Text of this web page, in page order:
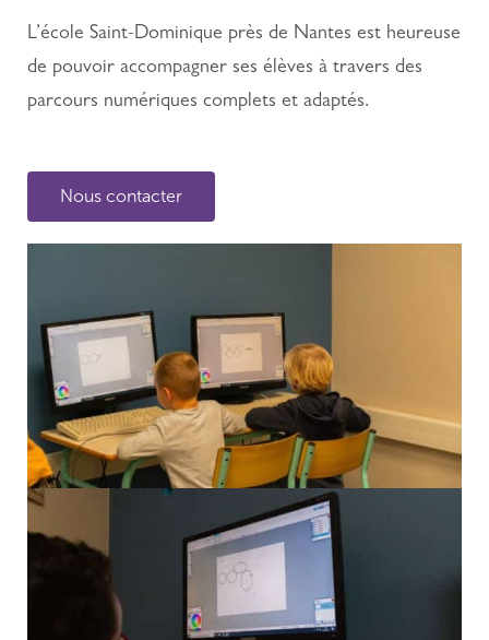
L’école Saint-Dominique près de Nantes est heureuse
de pouvoir accompagner ses élèves à travers des
parcours numériques complets et adaptés.
Nous contacter